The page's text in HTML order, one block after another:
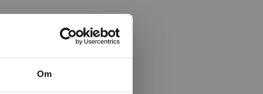
Om
och lärare i
Malmö. Vid Odeum har
med undervisning i
och